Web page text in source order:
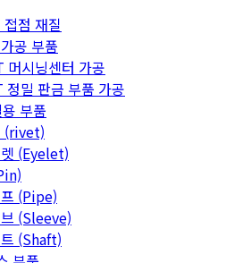
접점 재질
공 부품
머시닝센터 가공
정밀 판금 부품 가공
부품
(rivet)
(Eyelet)
(Pipe)
(Sleeve)
(Shaft)